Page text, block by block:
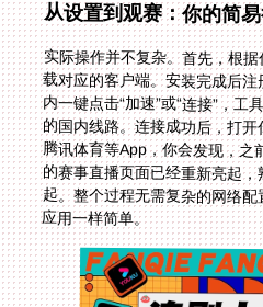
从设置到观赛：你的简
实际操作并不复杂。首先，根
载对应的客户端。安装完成后
内一键点击“加速”或“连接”，
的国内线路。连接成功后，打
腾讯体育等App，你会发现，
的赛事直播页面已经重新亮起
起。整个过程无需复杂的网络
应用一样简单。